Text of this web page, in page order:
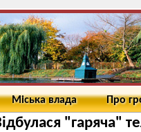
Міська влада Про
"гаряча"